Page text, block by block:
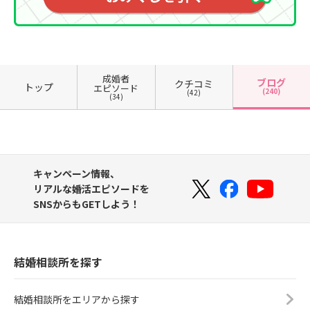
トップ
成婚者
エピソード
(34)
クチコミ
(42)
ブログ
(240)
キャンペーン情報、
リアルな婚活エピソードを
SNSからもGETしよう！
結婚相談所を探す
結婚相談所をエリアから探す